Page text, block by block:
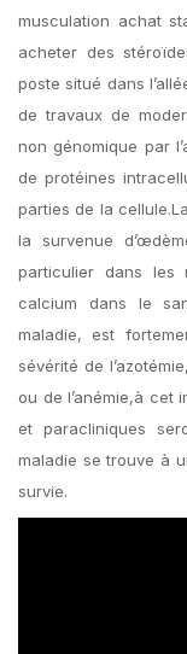
musculation achat
acheter des
poste situé dans
de travaux de
non génomique par
de protéines
parties de la
la survenue
particulier dans les
calcium dans le
maladie, est
sévérité de
ou de l’anémie,à cet
et paracliniques
maladie se trouve à
survie.